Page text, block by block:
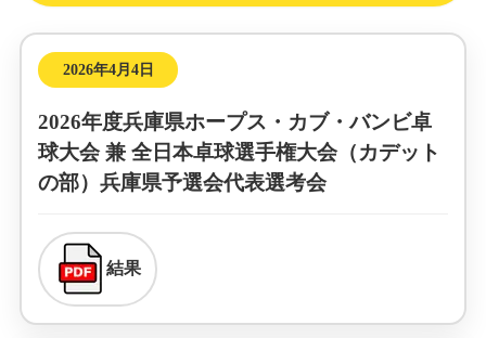
記録案内
ランキング
登録申請
リンク
2026年4月4日
2026年度兵庫県ホープス・カブ・バンビ卓
球大会 兼 全日本卓球選手権大会（カデット
の部）兵庫県予選会代表選考会
結果